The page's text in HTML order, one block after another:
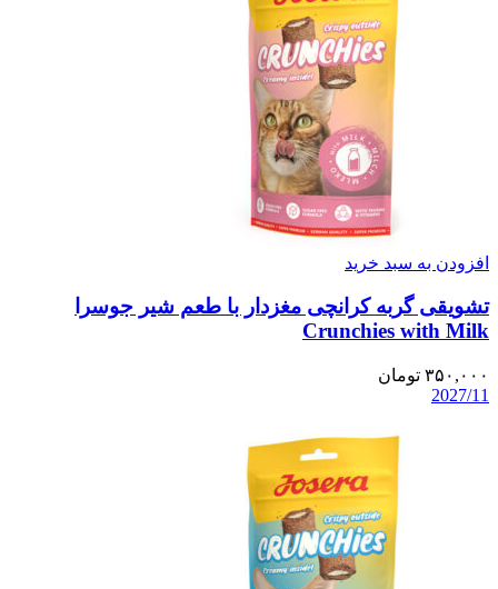
افزودن به سبد خرید
تشویقی گربه کرانچی مغزدار با طعم شیر جوسرا
Crunchies with Milk
۳۵۰,۰۰۰ تومان
2027/11